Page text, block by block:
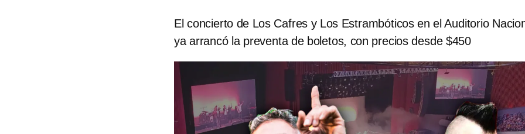
El concierto de Los Cafres y Los Estrambóticos en el Auditorio
ya arrancó la preventa de boletos, con precios desde $450